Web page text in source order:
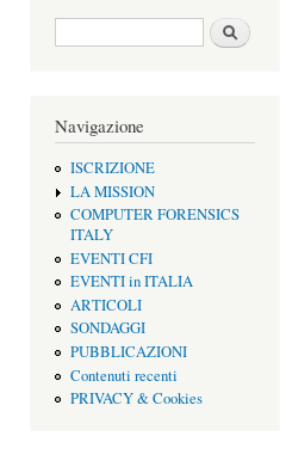
Form di ricerca Cerca
Navigazione
ISCRIZIONE
LA MISSION
COMPUTER FORENSICS
ITALY
EVENTI CFI
EVENTI in ITALIA
ARTICOLI
SONDAGGI
PUBBLICAZIONI
Contenuti recenti
PRIVACY & Cookies